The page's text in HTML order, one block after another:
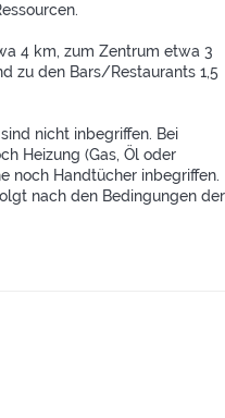
4 km, zum Zentrum etwa 3
zu den Bars/Restaurants 1,5
nicht inbegriffen. Bei
Heizung (Gas, Öl oder
noch Handtücher inbegriffen.
nach den Bedingungen der